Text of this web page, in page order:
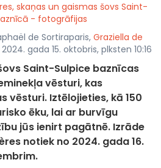
skaņas un gaismas šovs Saint-
- fotogrāfijas
de Sortiraparis, Graziella de
gada 15. oktobris, plksten 10:16
Saint-Sulpice baznīcas
vēsturi, kas
vēsturi. Iztēlojieties, kā 150
ēku, lai ar burvīgu
jūs ienirt pagātnē. Izrāde
notiek no 2024. gada 16.